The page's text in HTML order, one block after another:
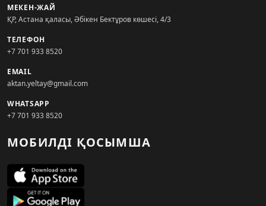
МЕКЕН-ЖАЙ
ҚР, Астана қаласы, Әбікен Бектұров көшесі, 4/3
ТЕЛЕФОН
+7 701 933 8520
EMAIL
aktan.yeltay@gmail.com
WHATSAPP
+7 701 933 8520
МОБИЛДІ ҚОСЫМША